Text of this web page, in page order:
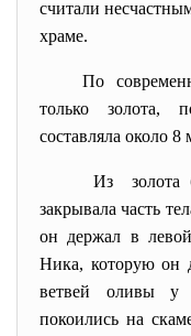
считали
храме.
По
только золота,
составляла около 8
Из золота
закрывала часть
он держал в
Ника, которую он
ветвей оливы у
покоились на